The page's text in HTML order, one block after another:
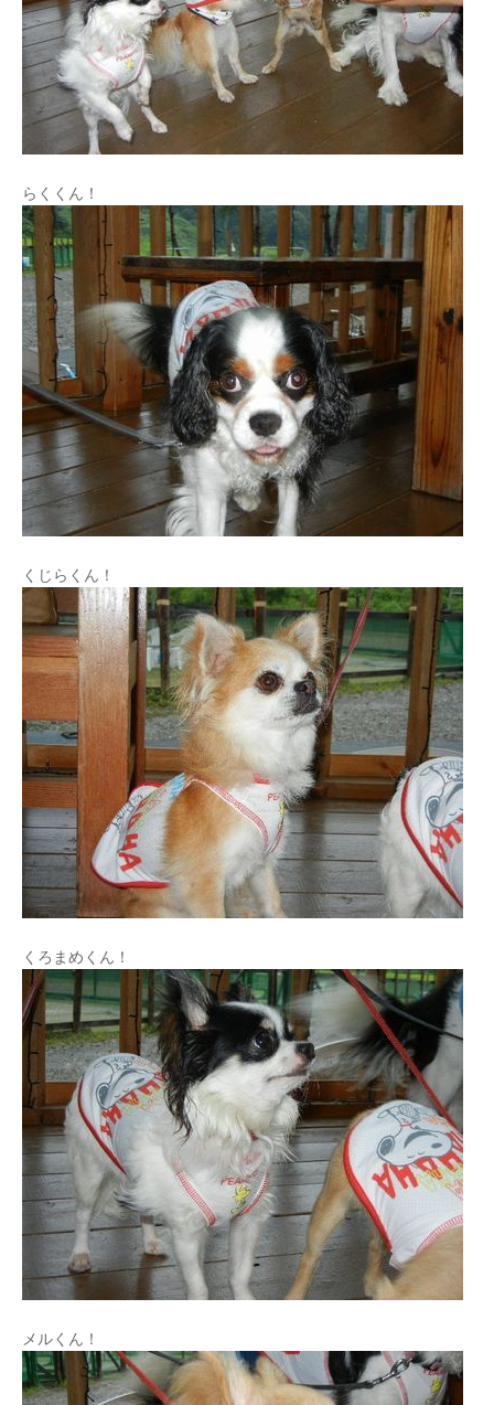
らくくん！
くじらくん！
くろまめくん！
メルくん！